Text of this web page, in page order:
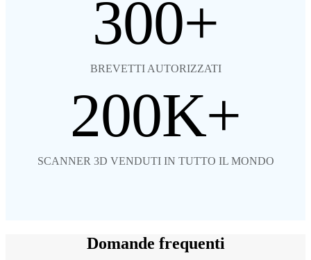
300
BREVETTI AUTORIZZATI
200
SCANNER 3D VENDUTI IN TUTTO IL MONDO
Domande frequenti